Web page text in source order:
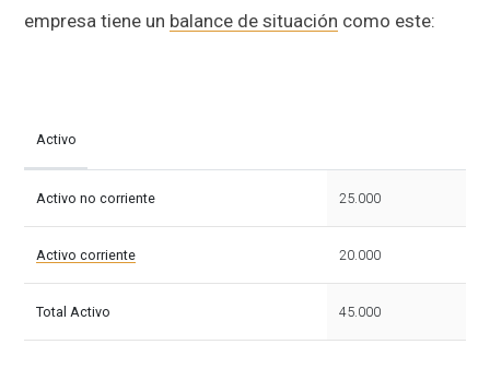
empresa tiene un balance de situación como este:
Activo
Activo no corriente 25.000
Activo corriente 20.000
Total Activo 45.000